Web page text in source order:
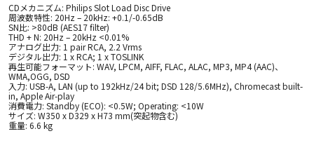
CDメカニズム: Philips Slot Load Disc Drive
周波数特性: 20Hz – 20kHz: +0.1/-0.65dB
SN比: >80dB (AES17 filter)
THD + N: 20Hz – 20kHz <0.01%
アナログ出力: 1 pair RCA, 2.2 Vrms
デジタル出力: 1 x RCA; 1 x TOSLINK
再生可能フォーマット: WAV, LPCM, AIFF, FLAC, ALAC, MP3, MP4 (AAC)、
WMA,OGG, DSD
入力: USB-A, LAN (up to 192kHz/24 bit; DSD 128/5.6MHz), Chromecast built-
in, Apple Air-play
消費電力: Standby (ECO): <0.5W; Operating: <10W
サイズ: W350 x D329 x H73 mm(突起物含む)
重量: 6.6 kg